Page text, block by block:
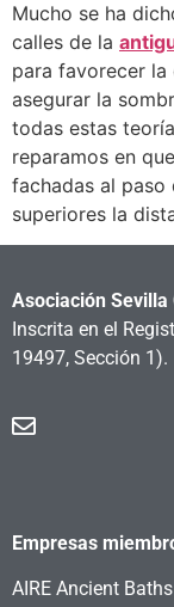
Mucho se ha
calles de la
para favorecer
asegurar la
todas estas
reparamos en
fachadas al paso
superiores la
Asociación Sevilla
Inscrita en el
19497, Sección 1).
Empresas
AIRE Ancient Baths